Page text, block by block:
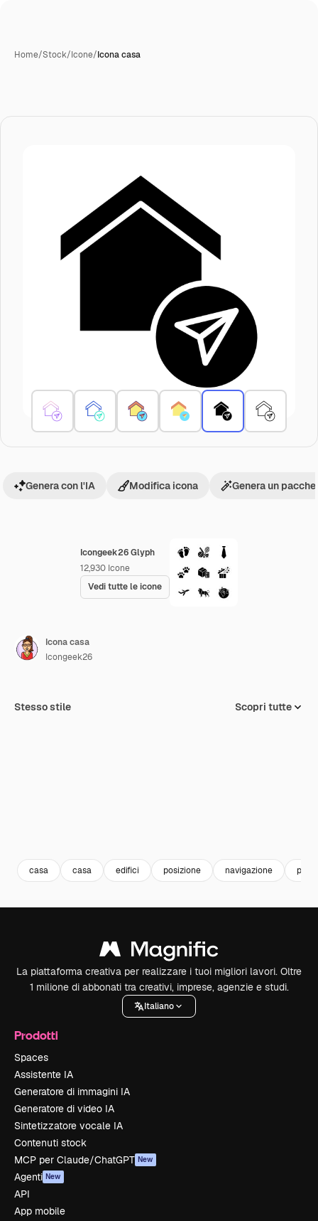
Home/Stock/Icone/Icona casa
Icongeek26 Glyph
12,930 Icone
Vedi tutte le icone
Genera con l'IA Modifica icona Genera un
Icona casa
Icongeek26
Stesso stile Scopri tutte
casa casa edifici posizione navigazione
La piattaforma creativa per realizzare i tuoi migliori lavori. Oltre
1 milione di abbonati tra creativi, imprese, agenzie e studi.
Italiano
Prodotti
Spaces
Assistente IA
Generatore di immagini IA
Generatore di video IA
Sintetizzatore vocale IA
Contenuti stock
MCP per Claude/ChatGPT New
Agenti New
API
App mobile